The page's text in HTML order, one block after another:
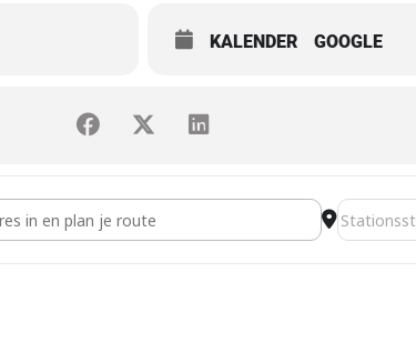
KALENDER GOOGLE
Lezing over ‘Epe, afgebeeld en beschreven in de